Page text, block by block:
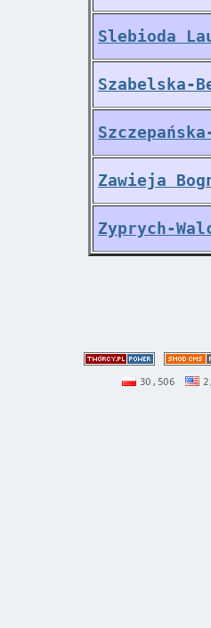
Slebioda
Szabelska-
Zawieja
Zyprych-